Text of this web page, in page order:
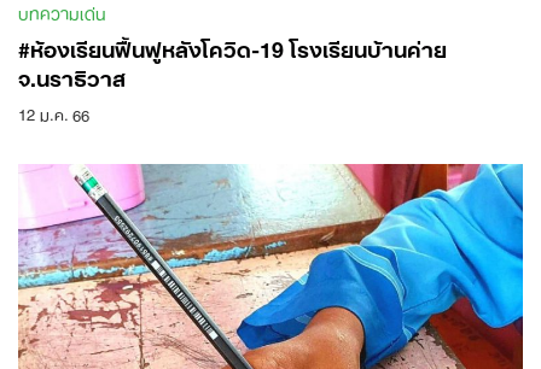
บทความเด่น
#ห้องเรียนฟื้นฟูหลังโควิด-19 โรงเรียนบ้านค่าย
จ.นราธิวาส
12 ม.ค. 66